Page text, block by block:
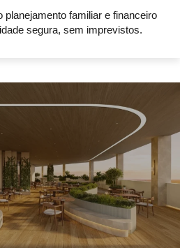
planejamento familiar e financeiro
segura, sem imprevistos.